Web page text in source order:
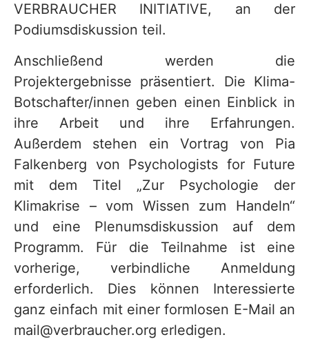
VERBRAUCHER INITIATIVE, an der
Podiumsdiskussion teil.
Anschließend werden die
Projektergebnisse präsentiert. Die Klima-
Botschafter/innen geben einen Einblick in
ihre Arbeit und ihre Erfahrungen.
Außerdem stehen ein Vortrag von Pia
Falkenberg von Psychologists for Future
mit dem Titel „Zur Psychologie der
Klimakrise – vom Wissen zum Handeln“
und eine Plenumsdiskussion auf dem
Programm. Für die Teilnahme ist eine
vorherige, verbindliche Anmeldung
erforderlich. Dies können Interessierte
ganz einfach mit einer formlosen E-Mail an
mail@verbraucher.org erledigen.